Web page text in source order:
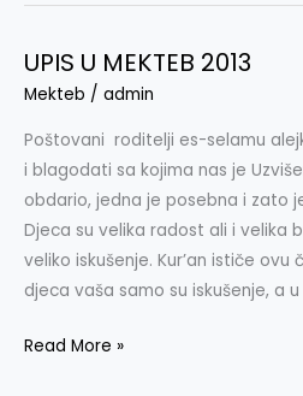
UPIS U MEKTEB 2013
Mekteb / admin
Poštovani roditelji es-selamu
i blagodati sa kojima nas je
obdario, jedna je posebna i zato
Djeca su velika radost ali i velika
veliko iskušenje. Kur’an ističe ovu
djeca vaša samo su iskušenje, a u
UPIS
U
2013
Read More »